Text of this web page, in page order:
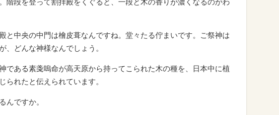
段を登って割拝殿をくぐると、一段と木の香りが濃くなるのがわ
と中央の中門は檜皮葺なんですね。堂々たる佇まいです。ご祭神は
、どんな神様なんでしょう。
である素戔嗚命が高天原から持ってこられた木の種を、日本中に植
られたと伝えられています。
んですか。